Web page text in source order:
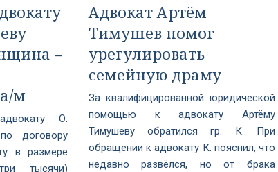
–
м
О.
договору
в размере
тысячи)
Адвокат Артём
Тимушев помог
урегулировать
семейную драму
За квалифицированной юридической
помощью к адвокату Артёму
Тимушеву обратился гр. К. При
обращении к адвокату К. пояснил, что
недавно развёлся, но от брака